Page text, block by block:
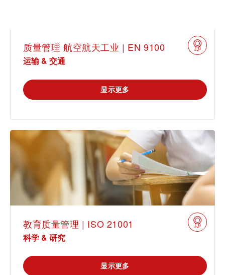
质量管理 航空航天工业 | EN 9100
运输 & 交通
显示更多
教育质量管理 | ISO 21001
科学 & 研究
显示更多